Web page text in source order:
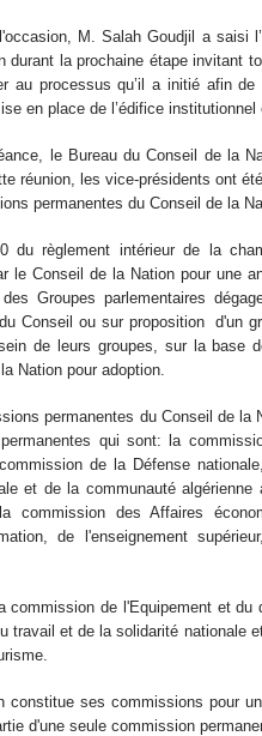
M. Salah Goudjil a saisi
durant la prochaine étape invitant
au processus qu’il a initié afin
en place de l’édifice
le Bureau du Conseil de la
réunion, les vice-présidents ont
permanentes du Conseil de la
du règlement intérieur de la
le Conseil de la Nation pour une
Groupes parlementaires
Conseil ou sur proposition d'un
de leurs groupes, sur la base
Nation pour adoption.
permanentes du Conseil de
qui sont: la
de la Défense
et de la communauté
la commission des Affaires
de l'enseignement
commission de l'Equipement et
travail et de la solidarité nationale
constitue ses commissions pour
d'une seule commission